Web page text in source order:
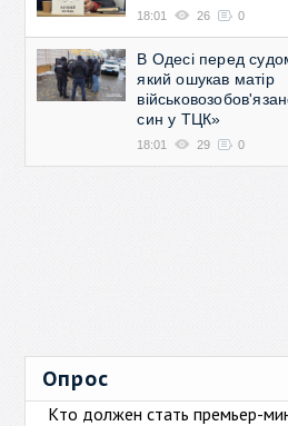
18:01 26 0
В Одесі перед
який ошукав матір
син у ТЦК»
18:01 29 0
Опрос
Кто должен стать премьер-